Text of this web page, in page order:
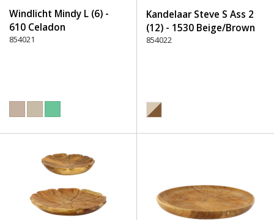
Windlicht Mindy L (6) -
610 Celadon
854021
Kandelaar Steve S Ass 2
(12) - 1530 Beige/Brown
854022